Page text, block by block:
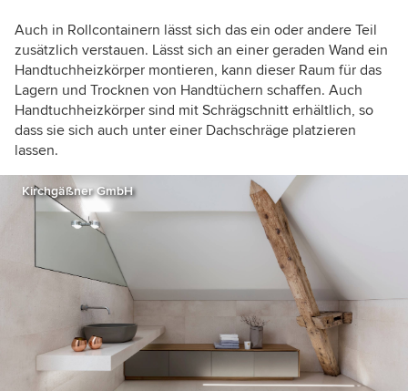
Auch in Rollcontainern lässt sich das ein oder andere Teil
zusätzlich verstauen. Lässt sich an einer geraden Wand ein
Handtuchheizkörper montieren, kann dieser Raum für das
Lagern und Trocknen von Handtüchern schaffen. Auch
Handtuchheizkörper sind mit Schrägschnitt erhältlich, so
dass sie sich auch unter einer Dachschräge platzieren
lassen.
Kirchgäßner GmbH